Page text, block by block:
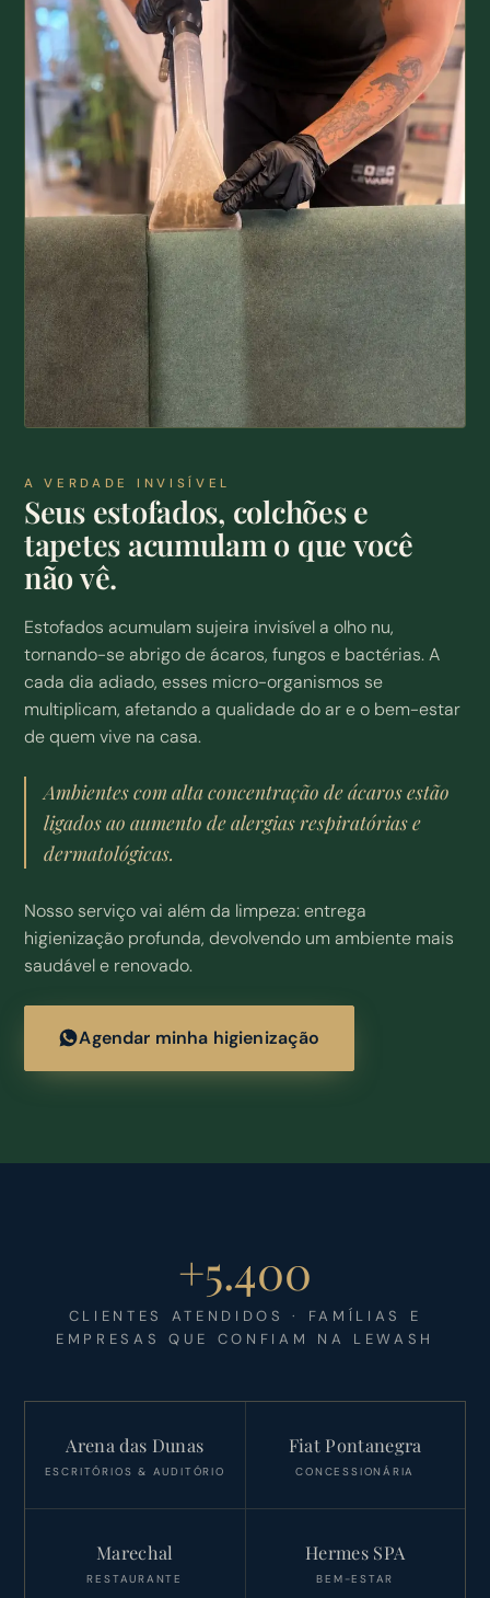
A VERDADE INVISÍVEL
Seus estofados, colchões e
tapetes acumulam o que você
não vê.
Estofados acumulam sujeira invisível a olho nu,
tornando-se abrigo de ácaros, fungos e bactérias. A
cada dia adiado, esses micro-organismos se
multiplicam, afetando a qualidade do ar e o bem-estar
de quem vive na casa.
Ambientes com alta concentração de ácaros estão
ligados ao aumento de alergias respiratórias e
dermatológicas.
Nosso serviço vai além da limpeza: entrega
higienização profunda, devolvendo um ambiente mais
saudável e renovado.
Agendar minha higienização
+5.400
CLIENTES ATENDIDOS · FAMÍLIAS E
EMPRESAS QUE CONFIAM NA LEWASH
Arena das Dunas
ESCRITÓRIOS & AUDITÓRIO
Fiat Pontanegra
CONCESSIONÁRIA
Marechal
RESTAURANTE
Hermes SPA
BEM-ESTAR